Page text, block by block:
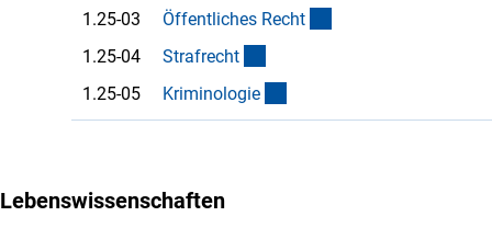
1.25-03 Öffentliches Recht
1.25-04
Strafrecht
1.25-05
Kriminologie
Lebenswissenschaften